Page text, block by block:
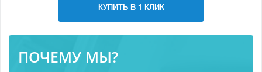
КУПИТЬ В 1 КЛИК
ПОЧЕМУ МЫ?